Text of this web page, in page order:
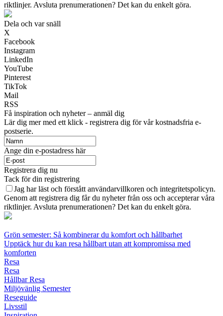
riktlinjer. Avsluta prenumerationen? Det kan du enkelt göra.
Dela och var snäll
X
Facebook
Instagram
LinkedIn
YouTube
Pinterest
TikTok
Mail
RSS
Få inspiration och nyheter – anmäl dig
Lär dig mer med ett klick - registrera dig för vår kostnadsfria e-
postserie.
Ange din e-postadress här
Registrera dig nu
Tack för din registrering
Jag har läst och förstått användarvillkoren och integritetspolicyn.
Genom att registrera dig får du nyheter från oss och accepterar våra
riktlinjer. Avsluta prenumerationen? Det kan du enkelt göra.
Grön semester: Så kombinerar du komfort och hållbarhet
Upptäck hur du kan resa hållbart utan att kompromissa med
komforten
Resa
Resa
Hållbar Resa
Miljövänlig Semester
Reseguide
Livsstil